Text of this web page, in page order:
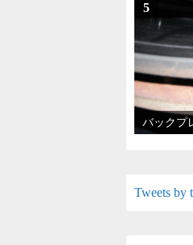
5
バックプ
Tweets by